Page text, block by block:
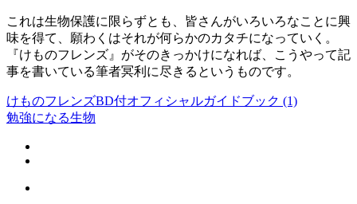
これは生物保護に限らずとも、皆さんがいろいろなことに興
味を得て、願わくはそれが何らかのカタチになっていく。
『けものフレンズ』がそのきっかけになれば、こうやって記
事を書いている筆者冥利に尽きるというものです。
けものフレンズBD付オフィシャルガイドブック (1)
勉強になる生物